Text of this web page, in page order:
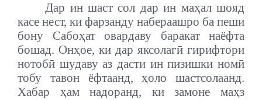
Дар ин шаст сол дар ин маҳал шояд
касе нест, ки фарзанду набераашро ба пеши
бону Сабоҳат овардаву баракат наёфта
бошад. Онҳое, ки дар яксолагӣ гирифтори
нотобӣ шудаву аз дасти ин пизишки номӣ
тобу тавон ёфтаанд, ҳоло шастсолаанд.
Хабар ҳам надоранд, ки замоне маҳз